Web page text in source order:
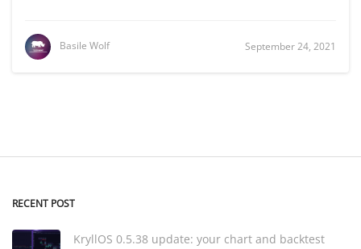
Basile Wolf September 24, 2021
RECENT POST
KryllOS 0.5.38 update: your chart and backtest